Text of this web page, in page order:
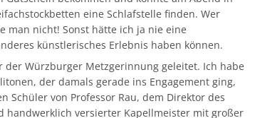
eine Schlafstelle finden. Wer
man nicht! Sonst hätte ich ja nie eine
künstlerisches Erlebnis haben können.
der Würzburger Metzgerinnung geleitet. Ich habe
der damals gerade ins Engagement ging,
Schüler von Professor Rau, dem Direktor des
handwerklich versierter Kapellmeister mit großer